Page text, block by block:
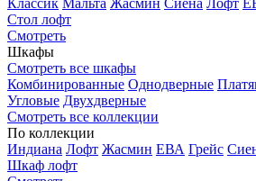
Классик Мальта Жасмин Сиена Лофт
Стол лофт
Смотреть
Шкафы
Смотреть все шкафы
Комбинированные Однодверные
Угловые Двухдверные
Смотреть все коллекции
По коллекции
Индиана Лофт Жасмин ЕВА Грейс
Шкаф лофт